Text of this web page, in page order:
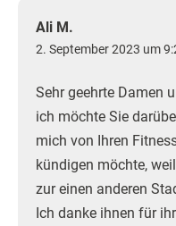
Ali M.
2. September 2023 um
Sehr geehrte Damen
ich möchte Sie
mich von Ihren
kündigen möchte,
zur einen anderen
Ich danke ihnen für